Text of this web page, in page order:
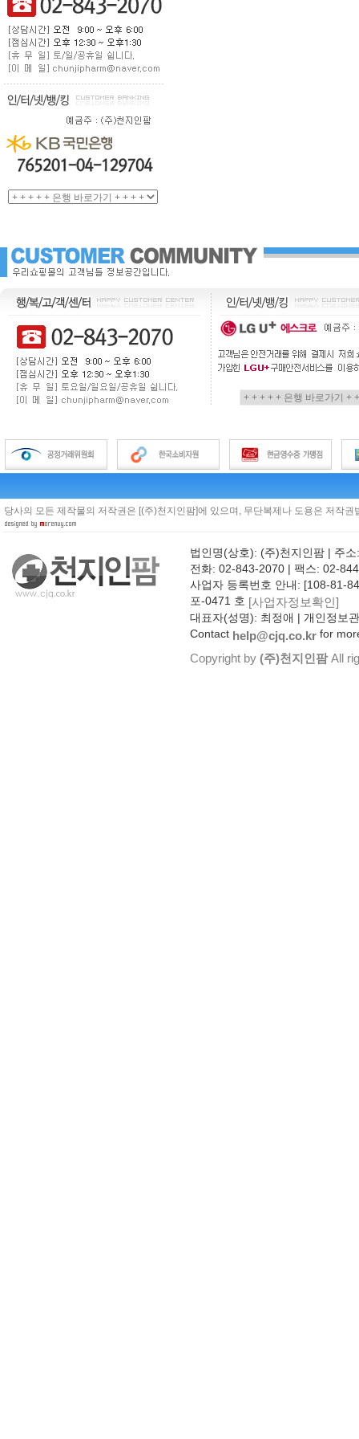
당사의 모든 제작물의 저작권은 [(주)천지인팜]에 있으며, 무단복제나 도용은 저작
법인명(상호): (주)천지인팜 | 주
전화: 02-843-2070 | 팩스: 02-
사업자 등록번호 안내: [108-81-
포-0471 호 [사업자정보확인]
대표자(성명): 최정애 | 개인정보
Contact help@cjq.co.kr for
Copyright by (주)천지인팜All